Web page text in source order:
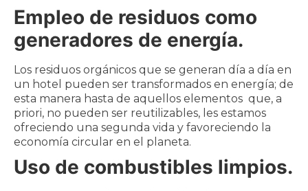
Empleo de residuos como
generadores de energía.
Los residuos orgánicos que se generan día a día en
un hotel pueden ser transformados en energía; de
esta manera hasta de aquellos elementos que, a
priori, no pueden ser reutilizables, les estamos
ofreciendo una segunda vida y favoreciendo la
economía circular en el planeta.
Uso de combustibles limpios.